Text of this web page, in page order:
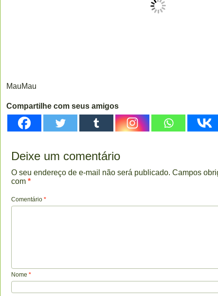
MauMau
Compartilhe com seus amigos
Deixe um comentário
O seu endereço de e-mail não será publicado. Campos
com *
Comentário *
Nome *